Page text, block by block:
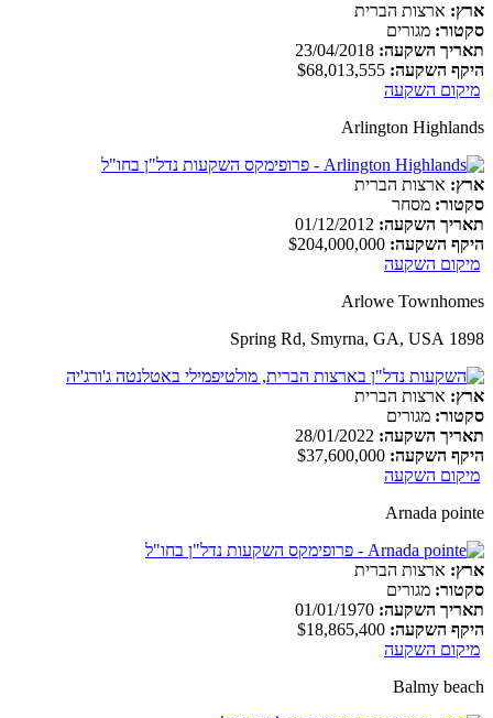
ארץ: ארצות הברית
סקטור: מגורים
תאריך השקעה:
היקף השקעה:
מיקום השקעה
Arlington Highlands
ארץ: ארצות הברית
סקטור: מסחר
תאריך השקעה:
היקף השקעה:
מיקום השקעה
Arlowe Townhomes
1898 Spring Rd, Smyrna, GA, USA
ארץ: ארצות הברית
סקטור: מגורים
תאריך השקעה:
היקף השקעה:
מיקום השקעה
Arnada pointe
ארץ: ארצות הברית
סקטור: מגורים
תאריך השקעה:
היקף השקעה:
מיקום השקעה
Balmy beach